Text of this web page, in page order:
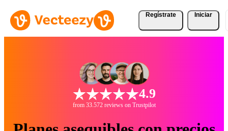
Regístrate Iniciar
4.9
from 33.572 reviews on Trustpilot